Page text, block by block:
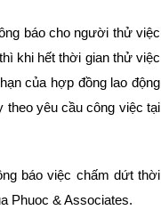
báo cho người thử việc
khi hết thời gian thử việc
của hợp đồng lao động
theo yêu cầu công việc tại
báo việc chấm dứt thời
Phuoc & Associates.